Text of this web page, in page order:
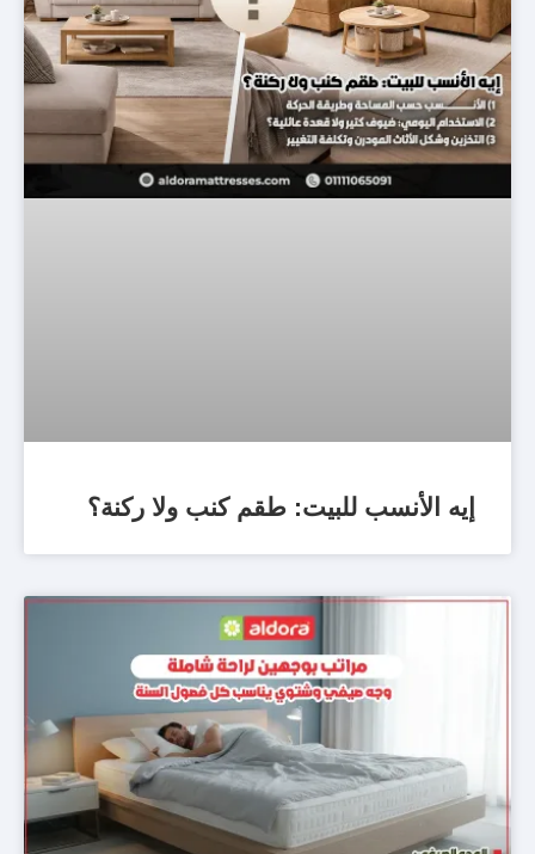
إيه الأنسب للبيت: طقم كنب ولا ركنة؟